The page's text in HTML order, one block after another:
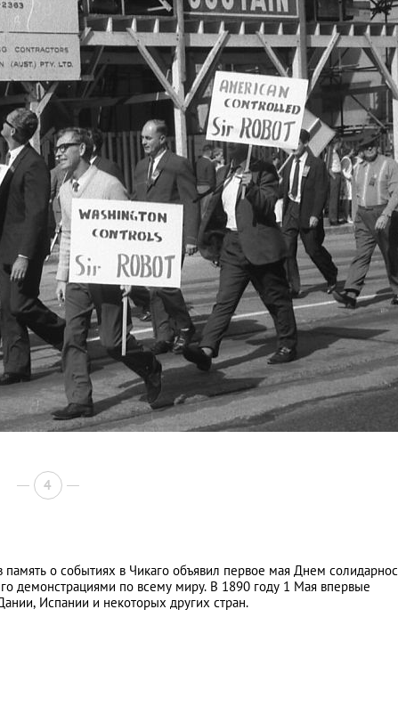
4
о событиях в Чикаго объявил первое мая Днем
демонстрациями по всему миру. В 1890 году 1 Мая впервые
Испании и некоторых других стран.